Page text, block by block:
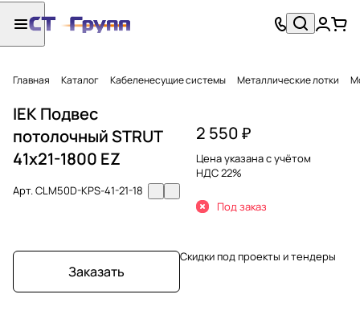
Главная Каталог Кабеленесущие системы Металлические лотки
IEK Подвес
потолочный STRUT
41х21-1800 EZ
Арт.CLM50D-KPS-41-21-18
Заказать
2 550 ₽
Цена указана с учётом
НДС 22%
Под заказ
Скидки под проекты и тендеры